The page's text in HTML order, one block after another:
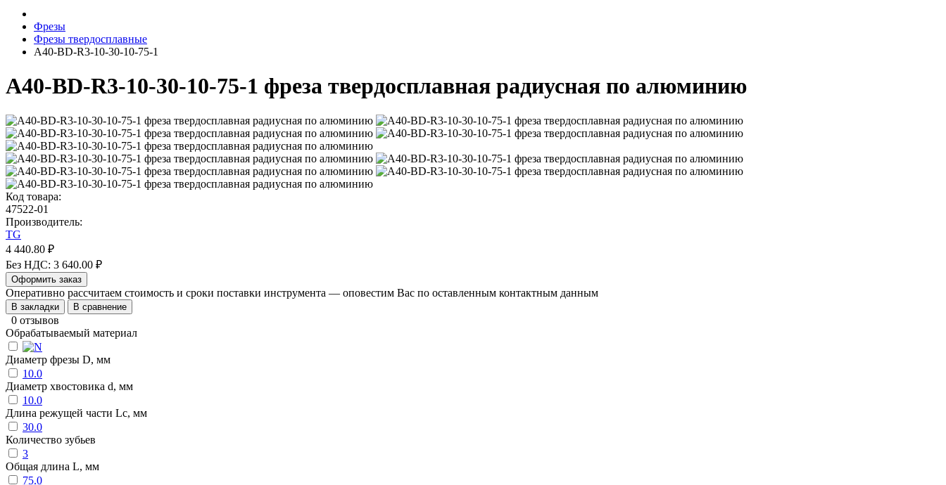
Фрезы
Фрезы твердосплавные
A40-BD-R3-10-30-10-75-1
A40-BD-R3-10-30-10-75-1 фреза твердосплавная радиусная по алюминию
Код товара:
47522-01
Производитель:
TG
4 440.80 ₽
Без НДС: 3 640.00 ₽
Оформить заказ
Оперативно рассчитаем стоимость и сроки поставки инструмента — оповестим Вас по оставленным контактным данным
В закладки В сравнение
0 отзывов
Обрабатываемый материал
Диаметр фрезы D, мм
10.0
Диаметр хвостовика d, мм
10.0
Длина режущей части Lc, мм
30.0
Количество зубьев
3
Общая длина L, мм
75.0